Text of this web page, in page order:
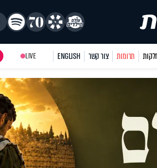
תרומות צור קשר ENGLISH
LIVE